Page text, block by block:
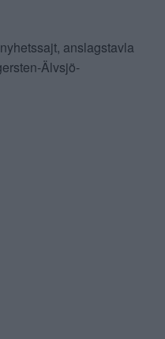
anslagstavla
Älvsjö-